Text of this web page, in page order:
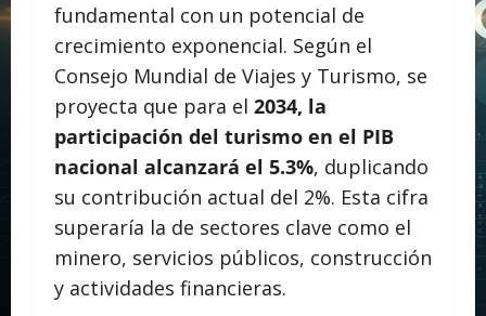
fundamental con un potencial de
crecimiento exponencial. Según el
Consejo Mundial de Viajes y Turismo, se
proyecta que para el 2034, la
participación del turismo en el PIB
nacional alcanzará el 5.3%, duplicando
su contribución actual del 2%. Esta cifra
superaría la de sectores clave como el
minero, servicios públicos, construcción
y actividades financieras.